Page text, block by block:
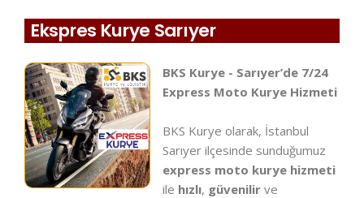
Ekspres Kurye Sarıyer
BKS Kurye - Sarıyer’de 7/24
Express Moto Kurye Hizmeti
BKS Kurye olarak, İstanbul
Sarıyer ilçesinde sunduğumuz
express moto kurye hizmeti
ile hızlı, güvenilir ve